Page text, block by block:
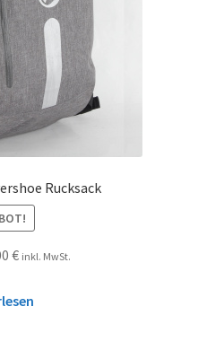
Rucksack
€ inkl. MwSt.